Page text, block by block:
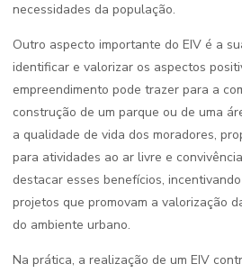
necessidades da população.
Outro aspecto importante do EIV é a
identificar e valorizar os aspectos
empreendimento pode trazer para a
construção de um parque ou de uma
a qualidade de vida dos moradores,
para atividades ao ar livre e
destacar esses benefícios,
projetos que promovam a valorização
do ambiente urbano.
Na prática, a realização de um EIV